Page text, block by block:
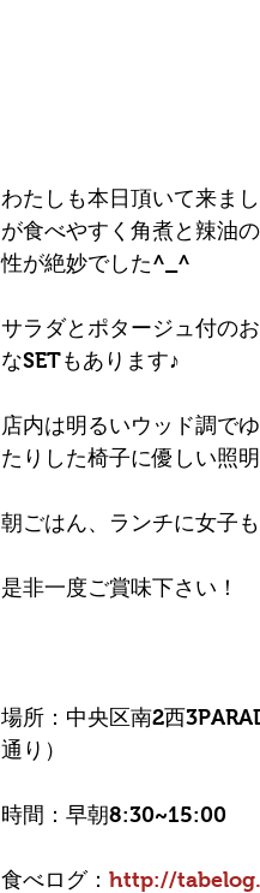
わたしも本日頂いて来ま
が食べやすく角煮と辣油
性が絶妙でした^_^
サラダとポタージュ付の
なSETもあります♪
店内は明るいウッド調で
たりした椅子に優しい照
朝ごはん、ランチに女子
是非一度ご賞味下さい！
場所：中央区南2西
通り）
時間：早朝8:30~15:00
食べログ： http://